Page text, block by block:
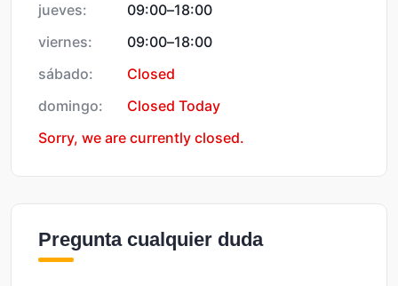
jueves:
09:00–18:00
viernes:
09:00–18:00
sábado:
Closed
domingo:
Closed Today
Sorry, we are currently closed.
Pregunta cualquier duda